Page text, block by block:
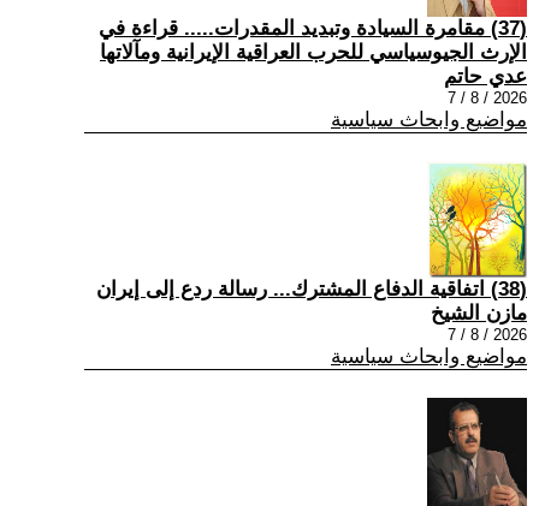
(37) مقامرة السيادة وتبديد المقدرات..... قراءة في
الإرث الجيوسياسي للحرب العراقية الإيرانية ومآلاتها
عدي حاتم
2026 / 8 / 7
مواضيع وابحاث سياسية
(38) اتفاقية الدفاع المشترك... رسالة ردع إلى إيران
مازن الشيخ
2026 / 8 / 7
مواضيع وابحاث سياسية